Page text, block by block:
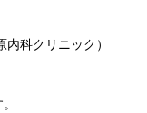
科クリニック）